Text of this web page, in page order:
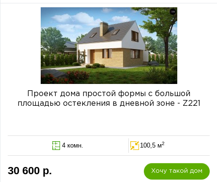
Проект дома простой формы с большой
площадью остекления в дневной зоне - Z221
4 комн. 100,5 м2
30 600 р. Хочу такой дом